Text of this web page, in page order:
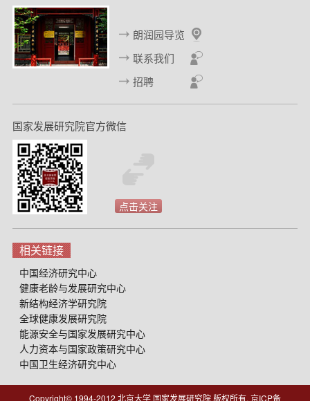
朗润园导览
联系我们
招聘
国家发展研究院官方微信
点击关注
相关链接
中国经济研究中心
健康老龄与发展研究中心
新结构经济学研究院
全球健康发展研究院
能源安全与国家发展研究中心
人力资本与国家政策研究中心
中国卫生经济研究中心
Copyright© 1994-2012 北京大学 国家发展研究院 版权所有, 京ICP备